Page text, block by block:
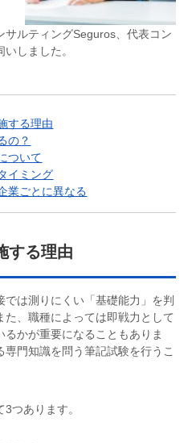
ルティングSeguros、代表コン
しました。
する理由
の？
ついて
イミング
業ごとに異なる
する理由
は測りにくい「基礎能力」を判
、職種によっては即戦力として
かが重要になることもありま
門知識を問う筆記試験を行うこ
つあります。